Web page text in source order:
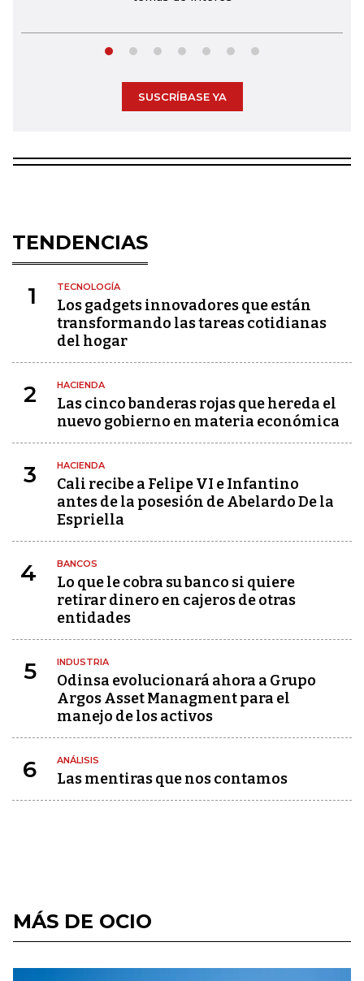
SUSCRÍBASE YA
TENDENCIAS
1 TECNOLOGÍA
Los gadgets innovadores que están
transformando las tareas cotidianas
del hogar
2 HACIENDA
Las cinco banderas rojas que hereda el
nuevo gobierno en materia económica
3 HACIENDA
Cali recibe a Felipe VI e Infantino
antes de la posesión de Abelardo De la
Espriella
4 BANCOS
Lo que le cobra su banco si quiere
retirar dinero en cajeros de otras
entidades
5 INDUSTRIA
Odinsa evolucionará ahora a Grupo
Argos Asset Managment para el
manejo de los activos
6 ANÁLISIS
Las mentiras que nos contamos
MÁS DE OCIO